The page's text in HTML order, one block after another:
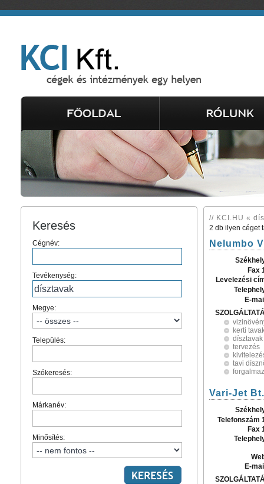
Keresés
Cégnév:
Tevékenység:
Megye:
Település:
Szókeresés:
Márkanév:
Minősítés:
// KCI.HU «
2 db ilyen céget
Nelumbo
Fax
Levelezési
E-
kerti
dísztavak
tervezés
tavi
Vari-Jet Bt.
Telefonszám
Fax
E-